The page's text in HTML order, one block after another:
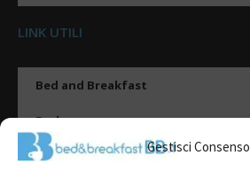
Gestisci Consenso
LINK UTILI
Bed and Breakfast
Esplora
Tipologie di alloggio